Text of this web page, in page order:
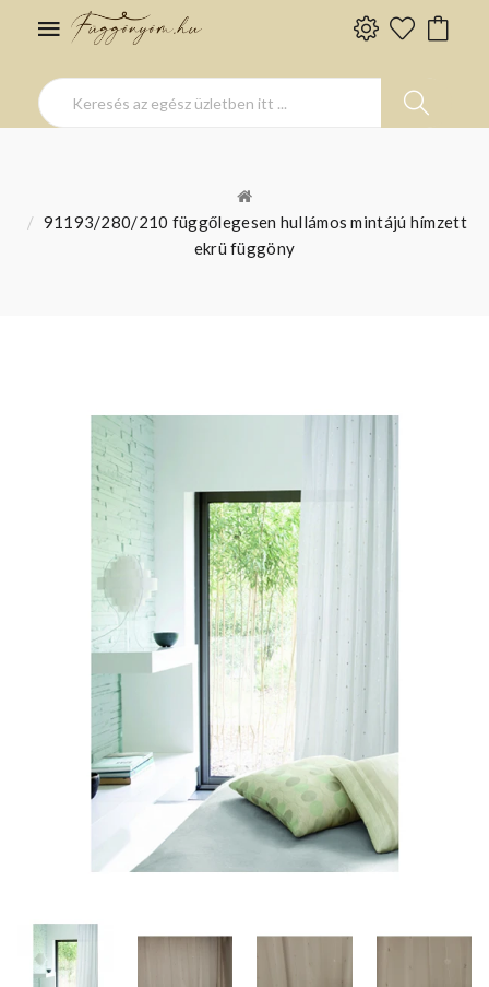
91193/280/210 függőlegesen hullámos mintájú hímzett
ekrü függöny